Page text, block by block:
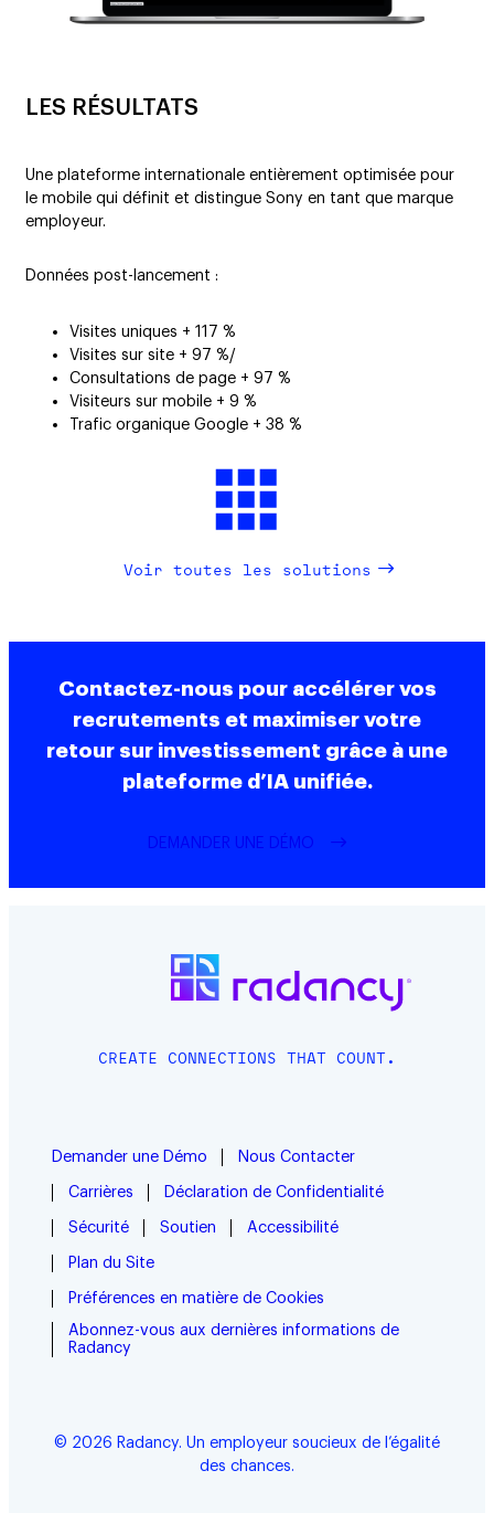
LES RÉSULTATS
Une plateforme internationale entièrement optimisée pour
le mobile qui définit et distingue Sony en tant que marque
employeur.
Données post-lancement :
Visites uniques + 117 %
Visites sur site + 97 %/
Consultations de page + 97 %
Visiteurs sur mobile + 9 %
Trafic organique Google + 38 %
Voir toutes les solutions
Contactez-nous pour accélérer vos
recrutements et maximiser votre
retour sur investissement grâce à une
plateforme d’IA unifiée.
DEMANDER UNE DÉMO
CREATE CONNECTIONS THAT COUNT.
Demander une Démo Nous Contacter
Carrières Déclaration de Confidentialité
Sécurité Soutien Accessibilité
Plan du Site
Préférences en matière de Cookies
Abonnez-vous aux dernières informations de
Radancy
© 2026 Radancy. Un employeur soucieux de l’égalité
des chances.